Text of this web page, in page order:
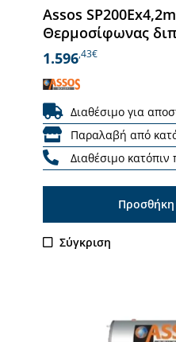
Assos
Θερμοσίφωνας
1.596,43€
Διαθέσιμο για
Παραλαβή από
Διαθέσιμο κατόπιν
Προσθήκη
Σύγκριση